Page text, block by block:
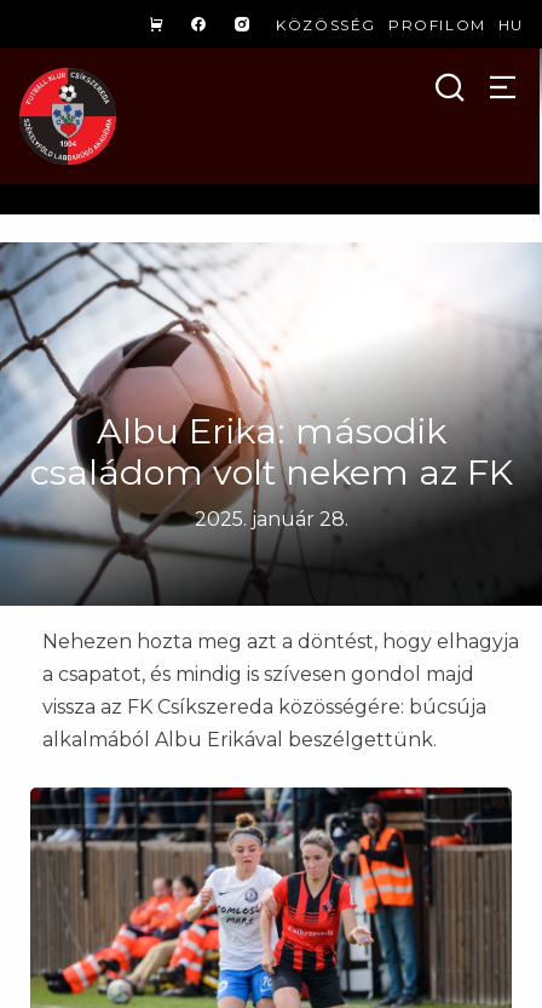
KÖZÖSSÉG PROFILOM HU
Albu Erika: második
családom volt nekem az FK
2025. január 28.
Nehezen hozta meg azt a döntést, hogy elhagyja
a csapatot, és mindig is szívesen gondol majd
vissza az FK Csíkszereda közösségére: búcsúja
alkalmából Albu Erikával beszélgettünk.